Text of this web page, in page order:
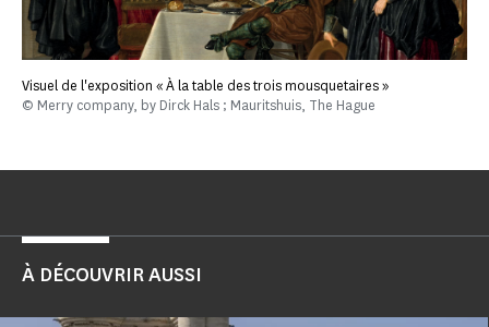
Visuel de l'exposition « À la table des trois mousquetaires »
© Merry company, by Dirck Hals ; Mauritshuis, The Hague
À DÉCOUVRIR AUSSI